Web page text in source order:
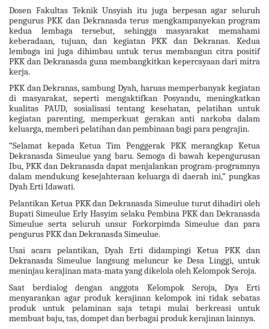
Dosen Fakultas Teknik Unsyiah itu juga berpesan agar seluruh
pengurus PKK dan Dekranasda terus mengkampanyekan program
kedua lembaga tersebut, sehingga masyarakat memahami
keberadaan, tujuan, dan kegiatan PKK dan Dekranas. Kedua
lembaga ini juga dihimbau untuk terus membangun citra positif
PKK dan Dekranasda guna membangkitkan kepercayaan dari mitra
kerja.
PKK dan Dekranas, sambung Dyah, haruas memperbanyak kegiatan
di masyarakat, seperti mengaktifkan Posyandu, meningkatkan
kualitas PAUD, sosialisasi tentang kesehatan, pelatihan untuk
kegiatan parenting, memperkuat gerakan anti narkoba dalam
keluarga, memberi pelatihan dan pembinaan bagi para pengrajin.
“Selamat kepada Ketua Tim Penggerak PKK merangkap Ketua
Dekranasda Simeulue yang baru. Semoga di bawah kepengurusan
Ibu, PKK dan Dekranasda dapat menjalankan program-programnya
dalam mendukung kesejahteraan keluarga di daerah ini,” pungkas
Dyah Erti Idawati.
Pelantikan Ketua PKK dan Dekranasda Simeulue turut dihadiri oleh
Bupati Simeulue Erly Hasyim selaku Pembina PKK dan Dekranasda
Simeulue serta seluruh unsur Forkorpimda Simeulue dan para
pengurus PKK dan Dekranasda Simeulue.
Usai acara pelantikan, Dyah Erti didampingi Ketua PKK dan
Dekranasda Simeulue langsung meluncur ke Desa Linggi, untuk
meninjau kerajinan mata-mata yang dikelola oleh Kelompok Seroja.
Saat berdialog dengan anggota Kelompok Seroja, Dya Erti
menyarankan agar produk kerajinan kelompok ini tidak sebatas
produk untuk pelaminan saja tetapi mulai berkreasi untuk
membuat baju, tas, dompet dan berbagai produk kerajinan lainnya.